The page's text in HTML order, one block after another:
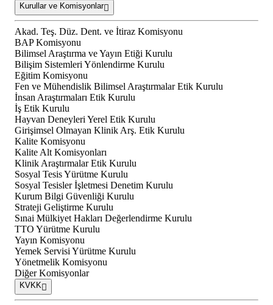
Kurullar ve Komisyonlar
Akad. Teş. Düz. Dent. ve İtiraz Komisyonu
BAP Komisyonu
Bilimsel Araştırma ve Yayın Etiği Kurulu
Bilişim Sistemleri Yönlendirme Kurulu
Eğitim Komisyonu
Fen ve Mühendislik Bilimsel Araştırmalar Etik Kurulu
İnsan Araştırmaları Etik Kurulu
İş Etik Kurulu
Hayvan Deneyleri Yerel Etik Kurulu
Girişimsel Olmayan Klinik Arş. Etik Kurulu
Kalite Komisyonu
Kalite Alt Komisyonları
Klinik Araştırmalar Etik Kurulu
Sosyal Tesis Yürütme Kurulu
Sosyal Tesisler İşletmesi Denetim Kurulu
Kurum Bilgi Güvenliği Kurulu
Strateji Geliştirme Kurulu
Sınai Mülkiyet Hakları Değerlendirme Kurulu
TTO Yürütme Kurulu
Yayın Komisyonu
Yemek Servisi Yürütme Kurulu
Yönetmelik Komisyonu
Diğer Komisyonlar
KVKK